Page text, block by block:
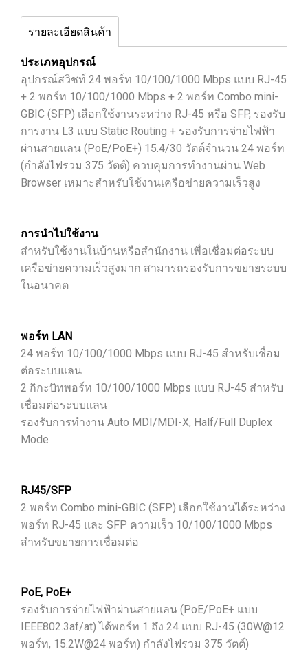
รายละเอียดสินค้า
ประเภทอุปกรณ์
อุปกรณ์สวิชท์ 24 พอร์ท 10/100/1000 Mbps แบบ RJ-45
+ 2 พอร์ท 10/100/1000 Mbps + 2 พอร์ท Combo mini-
GBIC (SFP) เลือกใช้งานระหว่าง RJ-45 หรือ SFP, รองรับ
การงาน L3 แบบ Static Routing + รองรับการจ่ายไฟฟ้า
ผ่านสายแลน (PoE/PoE+) 15.4/30 วัตต์จำนวน 24 พอร์ท
(กำลังไฟรวม 375 วัตต์) ควบคุมการทำงานผ่าน Web
Browser เหมาะสำหรับใช้งานเครือข่ายความเร็วสูง
การนำไปใช้งาน
สำหรับใช้งานในบ้านหรือสำนักงาน เพื่อเชื่อมต่อระบบ
เครือข่ายความเร็วสูงมาก สามารถรองรับการขยายระบบ
ในอนาคต
พอร์ท LAN
24 พอร์ท 10/100/1000 Mbps แบบ RJ-45 สำหรับเชื่อม
ต่อระบบแลน
2 กิกะบิทพอร์ท 10/100/1000 Mbps แบบ RJ-45 สำหรับ
เชื่อมต่อระบบแลน
รองรับการทำงาน Auto MDI/MDI-X, Half/Full Duplex
Mode
RJ45/SFP
2 พอร์ท Combo mini-GBIC (SFP) เลือกใช้งานได้ระหว่าง
พอร์ท RJ-45 และ SFP ความเร็ว 10/100/1000 Mbps
สำหรับขยายการเชื่อมต่อ
PoE, PoE+
รองรับการจ่ายไฟฟ้าผ่านสายแลน (PoE/PoE+ แบบ
IEEE802.3af/at) ได้พอร์ท 1 ถึง 24 แบบ RJ-45 (30W@12
พอร์ท, 15.2W@24 พอร์ท) กำลังไฟรวม 375 วัตต์)